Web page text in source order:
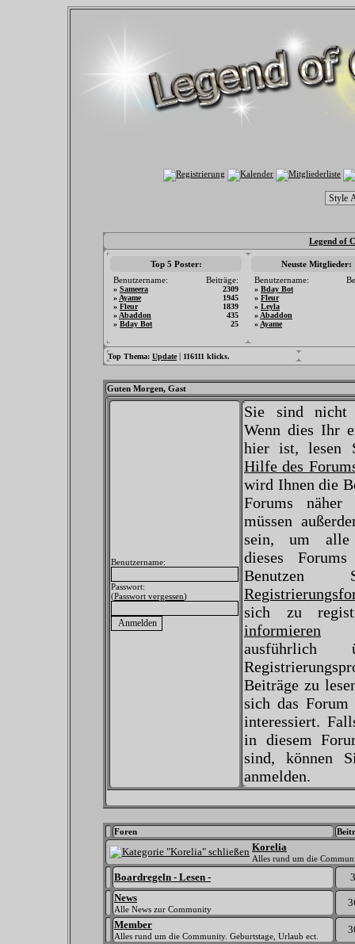
Legend of
Top 5 Poster:
Benutzername:
Beiträge:
» Sameera
» Ayame
» Fleur
» Abaddon
» Bday Bot
2309
1945
1839
435
25
Neuste Mitglieder:
Benutzername:
» Bday Bot
» Fleur
» Leyla
» Abaddon
» Ayame
Top Thema: Update | 116111 klicks.
Guten Morgen, Gast
Benutzername:
Passwort:
(Passwort vergessen)
Sie sind nicht
Wenn dies Ihr
hier ist, lesen
Hilfe des
wird Ihnen die
Forums
müssen
sein, um alle
dieses
Benutzen
sich zu
informieren
ausführlich
Beiträge zu
sich das Forum
interessiert.
in diesem
sind, können
anmelden.
Foren
Korelia
Alles rund um die
Boardregeln - Lesen -
3
News
Alle News zur Community
Member
Alles rund um die Community. Geburtstage, Urlaub ect.